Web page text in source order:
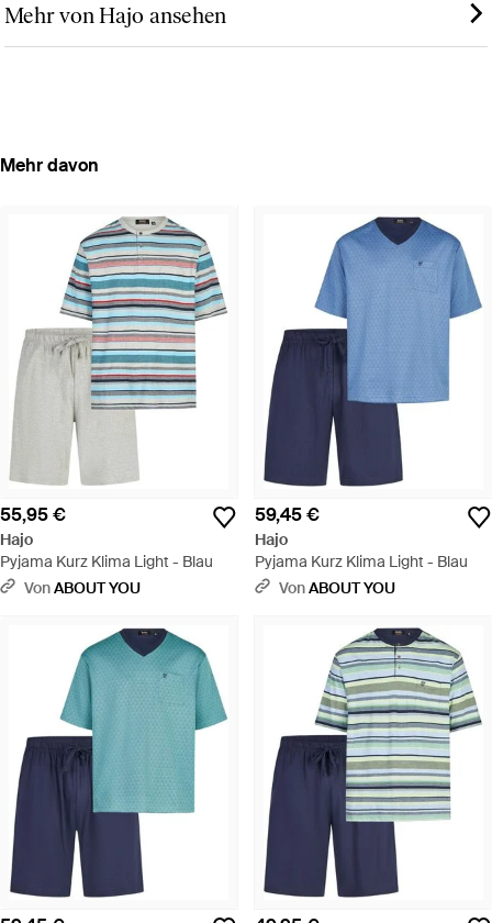
Mehr von Hajo ansehen
Mehr davon
55,95 €
Hajo
Pyjama Kurz Klima Light - Blau
VonABOUT YOU
59,45 €
Hajo
Pyjama Kurz Klima Light - Blau
VonABOUT YOU